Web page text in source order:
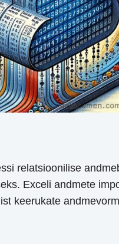
relatsioonilise
Exceli andmete
keerukate